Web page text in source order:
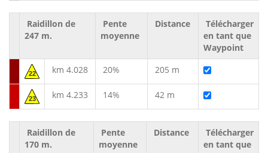
Raidillon de
247 m.
Pente
moyenne
Distance
Télécharger
en tant que
Waypoint
22 km 4.028 20% 205 m
23 km 4.233 14% 42 m
Raidillon de
170 m.
Pente
moyenne
Distance
Télécharger
en tant que